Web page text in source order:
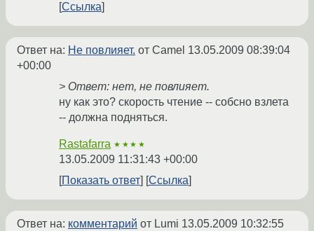
Ссылка
Ответ на: Не повлияет. от Camel 13.05.2009 08:39:04
+00:00
> Ответ: нет, не повлияет.
ну как это? скорость чтение -- собсно взлета
-- должна подняться.
Rastafarra ★★★★
13.05.2009 11:31:43 +00:00
Показать ответ
Ссылка
Ответ на: комментарий от Lumi 13.05.2009 10:32:55